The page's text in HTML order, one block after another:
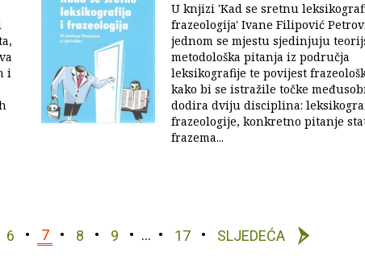
i
U knjizi 'Kad se sretnu
frazeologija' Ivane Filipović
jednom se mjestu sjedinjuju
metodološka pitanja iz područja
leksikografije te povijest
kako bi se istražile točke
dodira dviju disciplina:
frazeologije, konkretno pitanje
frazema...
6 7 8 9 … 17 SLJEDEĆA